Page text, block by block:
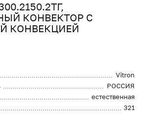
КОНВЕКТОР С
КОНВЕКЦИЕЙ
Vitron
РОССИЯ
естественная
321